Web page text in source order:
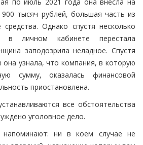
по июль 2021 года она внесла на
тысяч рублей, большая часть из
Однако спустя несколько
в личном кабинете перестала
заподозрила неладное. Спустя
узнала, что компания, в которую
сумму, оказалась финансовой
приостановлена.
все обстоятельства
уголовное дело.
напоминают: ни в коем случае не